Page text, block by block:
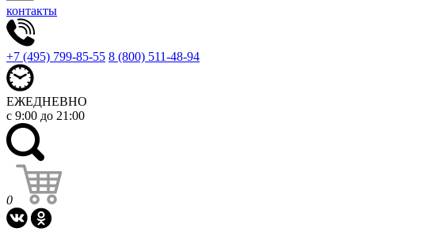
контакты
+7 (495) 799-85-55 8 (800) 511-48-94
ЕЖЕДНЕВНО
с 9:00 до 21:00
0